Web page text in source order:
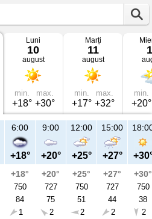
Luni
10
august
min.
+18°
max.
+30°
Marți
11
august
min.
+17°
max.
+32°
min.
+20°
6:00
+18°
+18°
750
84
1
9:00
+20°
+20°
727
75
2
12:00
+25°
+25°
750
51
2
15:00
+27°
+27°
727
44
2
+30°
750
38
2